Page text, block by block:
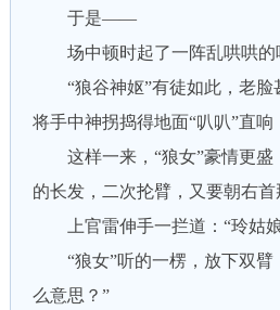
于是——
场中顿时起了一阵乱哄哄的
“狼谷神妪”有徒如此，老脸
将手中神拐捣得地面“叭叭”直响
这样一来，“狼女”豪情更盛
的长发，二次抡臂，又要朝右首
上官雷伸手一拦道：“玲姑娘
“狼女”听的一楞，放下双臂
么意思？”